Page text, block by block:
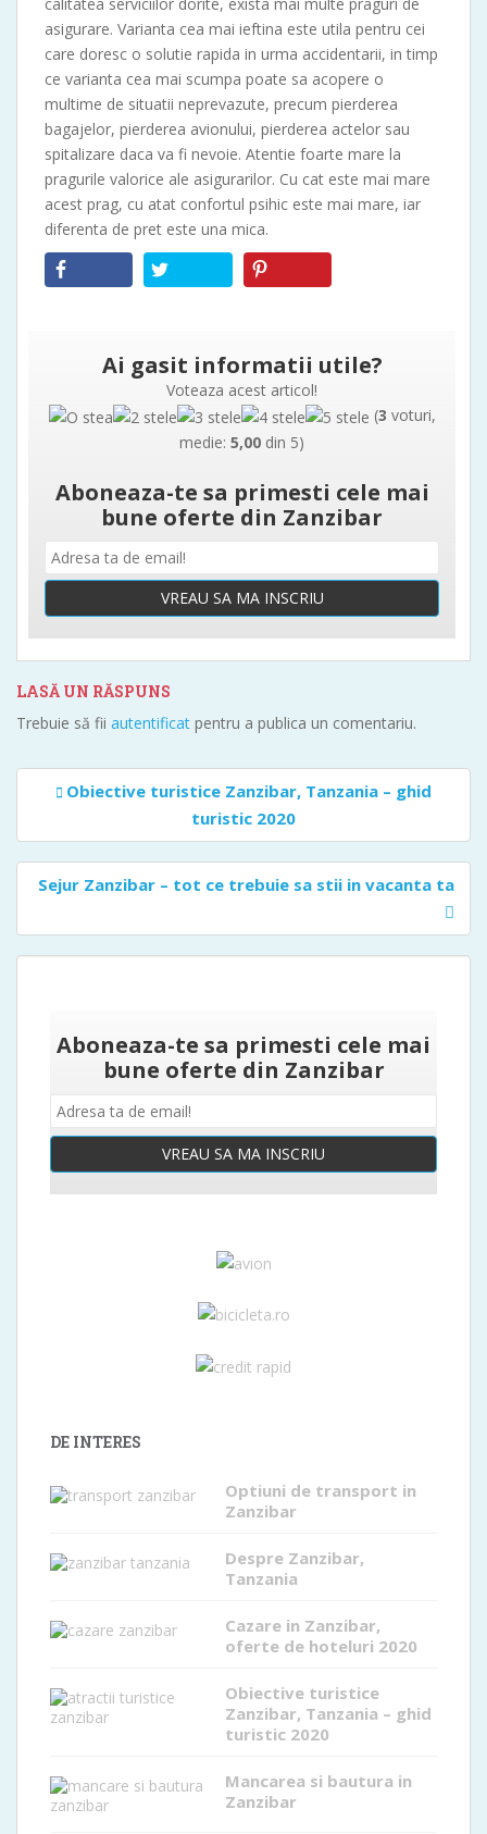
asigurare. Varianta cea mai ieftina este utila pentru cei
care doresc o solutie rapida in urma accidentarii, in timp
ce varianta cea mai scumpa poate sa acopere o
multime de situatii neprevazute, precum pierderea
bagajelor, pierderea avionului, pierderea actelor sau
spitalizare daca va fi nevoie. Atentie foarte mare la
pragurile valorice ale asigurarilor. Cu cat este mai mare
acest prag, cu atat confortul psihic este mai mare, iar
diferenta de pret este una mica.
Ai gasit informatii utile?
Voteaza acest articol!
(3 voturi,
medie: 5,00 din 5)
Aboneaza-te sa primesti cele mai
bune oferte din Zanzibar
VREAU SA MA INSCRIU
LASĂ UN RĂSPUNS
Trebuie să fii autentificat pentru a publica un comentariu.
Navigare
articole
Obiective turistice Zanzibar, Tanzania – ghid
turistic 2020
Sejur Zanzibar – tot ce trebuie sa stii in vacanta ta
Aboneaza-te sa primesti cele mai
bune oferte din Zanzibar
VREAU SA MA INSCRIU
DE INTERES
Optiuni de transport in
Zanzibar
Despre Zanzibar,
Tanzania
Cazare in Zanzibar,
oferte de hoteluri 2020
Obiective turistice
Zanzibar, Tanzania – ghid
turistic 2020
Mancarea si bautura in
Zanzibar